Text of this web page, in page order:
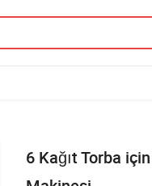
6 Kağıt Torba